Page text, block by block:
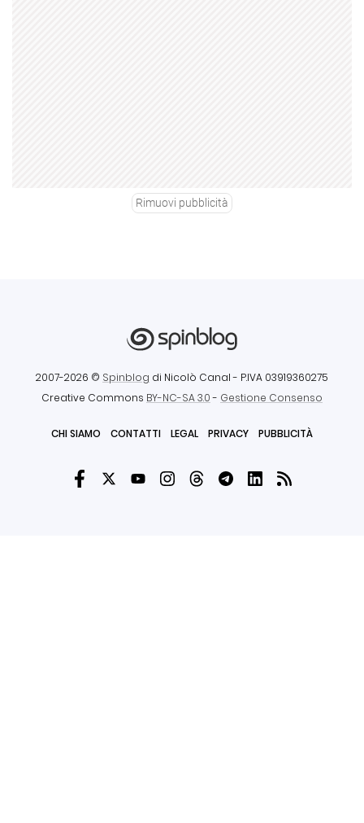
Rimuovi pubblicità
2007-2026 © Spinblog di Nicolò Canal - P.IVA 03919360275
Creative Commons BY-NC-SA 3.0- Gestione Consenso
CHI SIAMO CONTATTI LEGAL PRIVACY PUBBLICITÀ